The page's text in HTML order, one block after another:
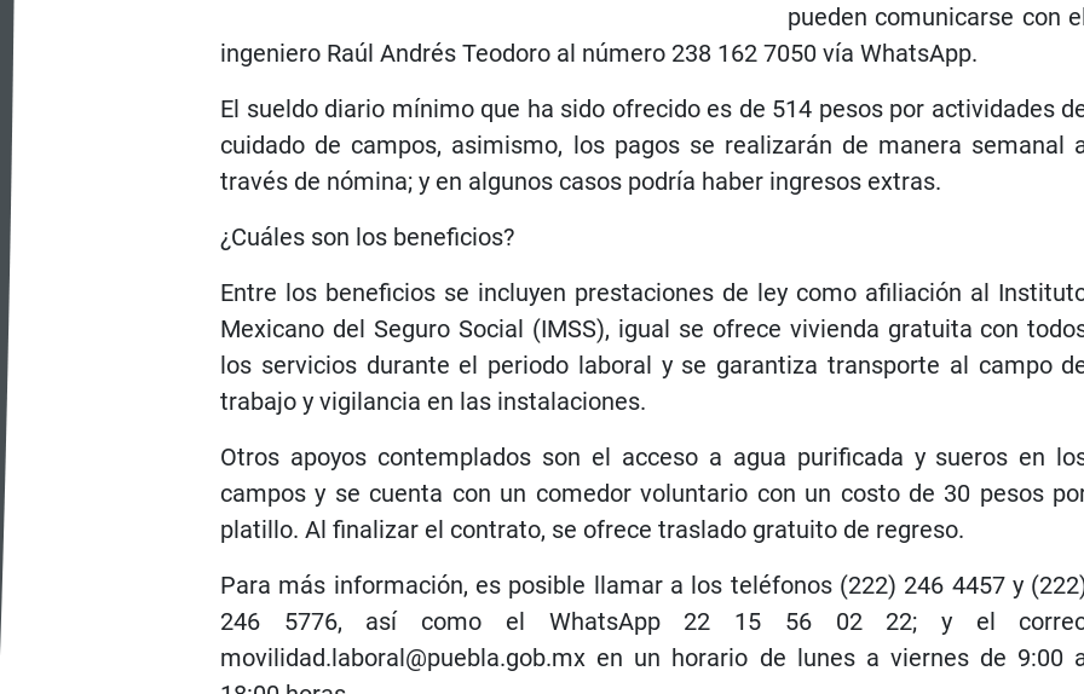
pueden comunicarse con
ingeniero Raúl Andrés Teodoro al número 238 162 7050 vía WhatsApp.
El sueldo diario mínimo que ha sido ofrecido es de 514 pesos por actividades
cuidado de campos, asimismo, los pagos se realizarán de manera semanal
través de nómina; y en algunos casos podría haber ingresos extras.
¿Cuáles son los beneficios?
Entre los beneficios se incluyen prestaciones de ley como afiliación al
Mexicano del Seguro Social (IMSS), igual se ofrece vivienda gratuita con
los servicios durante el periodo laboral y se garantiza transporte al campo
trabajo y vigilancia en las instalaciones.
Otros apoyos contemplados son el acceso a agua purificada y sueros en
campos y se cuenta con un comedor voluntario con un costo de 30 pesos
platillo. Al finalizar el contrato, se ofrece traslado gratuito de regreso.
Para más información, es posible llamar a los teléfonos (222) 246 4457 y
246 5776, así como el WhatsApp 22 15 56 02 22; y el
movilidad.laboral@puebla.gob.mx en un horario de lunes a viernes de 9:00